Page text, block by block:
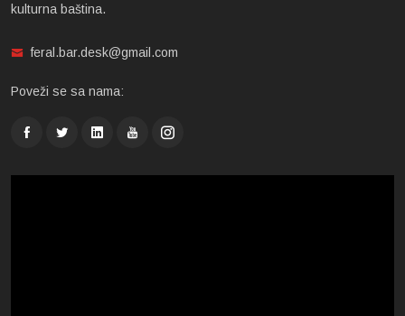
kulturna baština.
feral.bar.desk@gmail.com
Poveži se sa nama: